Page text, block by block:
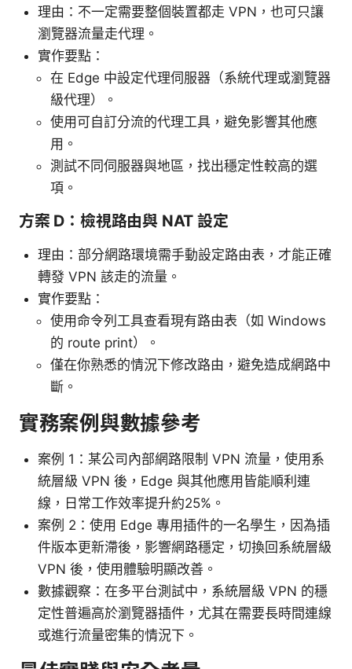
理由：不一定需要整個裝置都走 VPN，也可只讓
瀏覽器流量走代理。
實作要點：
在 Edge 中設定代理伺服器（系統代理或瀏覽器
級代理）。
使用可自訂分流的代理工具，避免影響其他應
用。
測試不同伺服器與地區，找出穩定性較高的選
項。
方案 D：檢視路由與 NAT 設定
理由：部分網路環境需手動設定路由表，才能正確
轉發 VPN 該走的流量。
實作要點：
使用命令列工具查看現有路由表（如 Windows
的 route print）。
僅在你熟悉的情況下修改路由，避免造成網路中
斷。
實務案例與數據參考
案例 1：某公司內部網路限制 VPN 流量，使用系
統層級 VPN 後，Edge 與其他應用皆能順利連
線，日常工作效率提升約25%。
案例 2：使用 Edge 專用插件的一名學生，因為插
件版本更新滯後，影響網路穩定，切換回系統層級
VPN 後，使用體驗明顯改善。
數據觀察：在多平台測試中，系統層級 VPN 的穩
定性普遍高於瀏覽器插件，尤其在需要長時間連線
或進行流量密集的情況下。